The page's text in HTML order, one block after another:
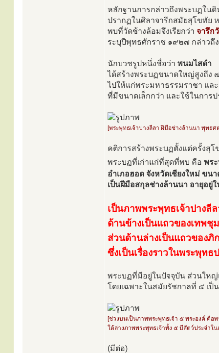
หลักฐานการกล่าวถึงพระบฏใน
ปรากฏในศิลาจารึกสมัยสุโขทัย
พบที่วัดช้างล้อมจึงเรียกว่า จารึก
ระบุปีพุทธศักราช ๑๙๒๗ กล่าวถึง
นักบวชรูปหนึ่งชื่อว่า พนมไสดำ
ได้สร้างพระบฏขนาดใหญ่สูงถึง
ไปให้แก่พระมหาธรรมราชา แล
ที่มีขนาดเล็กกว่า และใช้ในการ
[พระพุทธเจ้าปางลีลา ฝีมือช่างล้านนา พุทธศ
คติการสร้างพระบฏตั้งแต่ครั้งสุ
พระบฏที่เก่าแก่ที่สุดที่พบ คือ พร
อำเภอฮอด จังหวัดเชียงใหม่ ขน
เป็นฝีมือสกุลช่างล้านนา อายุอยู่
เป็นภาพพระพุทธเจ้าปางลี
ด้านข้างเป็นแถวของเทพชุ
ส่วนด้านล่างเป็นแถวของภิ
ซึ่งเป็นเรื่องราวในพระพุท
พระบฏที่มีอยู่ในปัจจุบัน ส่วนให
โดยเฉพาะในสมัยรัชกาลที่ ๕ เป็
[ช่วงบนเป็นภาพพระพุทธเจ้า ๕ พระองค์ คือ
ใต้ล่างภาพพระพุทธเจ้าทั้ง ๕ มีสัตว์ประจำใ
(มีต่อ)